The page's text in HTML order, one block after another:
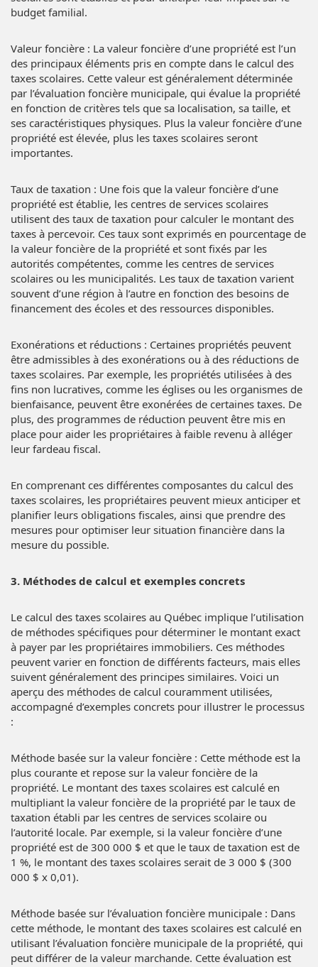
budget familial.
Valeur foncière : La valeur foncière d’une propriété est l’un
des principaux éléments pris en compte dans le calcul des
taxes scolaires. Cette valeur est généralement déterminée
par l’évaluation foncière municipale, qui évalue la propriété
en fonction de critères tels que sa localisation, sa taille, et
ses caractéristiques physiques. Plus la valeur foncière d’une
propriété est élevée, plus les taxes scolaires seront
importantes.
Taux de taxation : Une fois que la valeur foncière d’une
propriété est établie, les centres de services scolaires
utilisent des taux de taxation pour calculer le montant des
taxes à percevoir. Ces taux sont exprimés en pourcentage de
la valeur foncière de la propriété et sont fixés par les
autorités compétentes, comme les centres de services
scolaires ou les municipalités. Les taux de taxation varient
souvent d’une région à l’autre en fonction des besoins de
financement des écoles et des ressources disponibles.
Exonérations et réductions : Certaines propriétés peuvent
être admissibles à des exonérations ou à des réductions de
taxes scolaires. Par exemple, les propriétés utilisées à des
fins non lucratives, comme les églises ou les organismes de
bienfaisance, peuvent être exonérées de certaines taxes. De
plus, des programmes de réduction peuvent être mis en
place pour aider les propriétaires à faible revenu à alléger
leur fardeau fiscal.
En comprenant ces différentes composantes du calcul des
taxes scolaires, les propriétaires peuvent mieux anticiper et
planifier leurs obligations fiscales, ainsi que prendre des
mesures pour optimiser leur situation financière dans la
mesure du possible.
3. Méthodes de calcul et exemples concrets
Le calcul des taxes scolaires au Québec implique l’utilisation
de méthodes spécifiques pour déterminer le montant exact
à payer par les propriétaires immobiliers. Ces méthodes
peuvent varier en fonction de différents facteurs, mais elles
suivent généralement des principes similaires. Voici un
aperçu des méthodes de calcul couramment utilisées,
accompagné d’exemples concrets pour illustrer le processus
:
Méthode basée sur la valeur foncière : Cette méthode est la
plus courante et repose sur la valeur foncière de la
propriété. Le montant des taxes scolaires est calculé en
multipliant la valeur foncière de la propriété par le taux de
taxation établi par les centres de services scolaire ou
l’autorité locale. Par exemple, si la valeur foncière d’une
propriété est de 300 000 $ et que le taux de taxation est de
1 %, le montant des taxes scolaires serait de 3 000 $ (300
000 $ x 0,01).
Méthode basée sur l’évaluation foncière municipale : Dans
cette méthode, le montant des taxes scolaires est calculé en
utilisant l’évaluation foncière municipale de la propriété, qui
peut différer de la valeur marchande. Cette évaluation est